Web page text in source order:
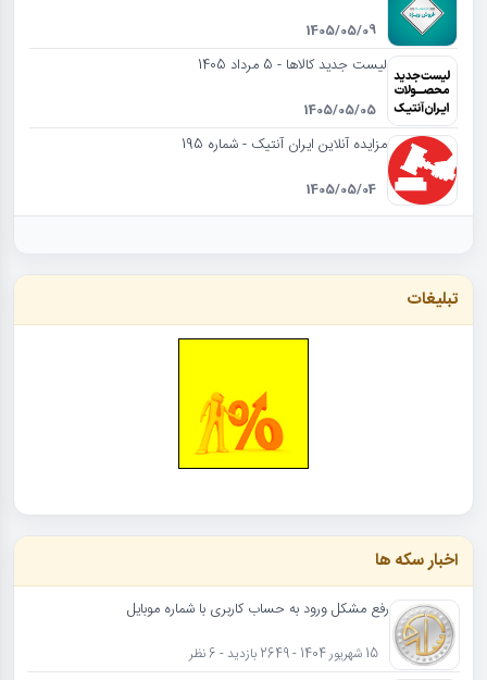
1405/05/09
لیست جدید کالاها - 5 مرداد 1405
1405/05/05
مزایده آنلاین ایران آنتیک - شماره 195
1405/05/04
تبلیغات
اخبار سکه ها
رفع مشکل ورود به حساب کاربری با شماره موبایل
15 شهریور 1404 - 2649 بازدید - 6 نظر